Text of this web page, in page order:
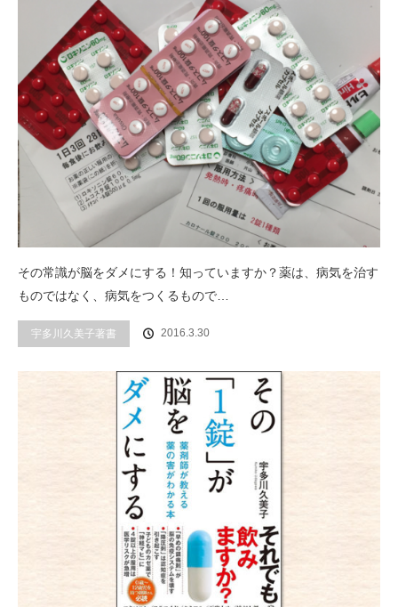
その常識が脳をダメにする！知っていますか？薬は、病気を治す
ものではなく、病気をつくるもので…
宇多川久美子著書 2016.3.30